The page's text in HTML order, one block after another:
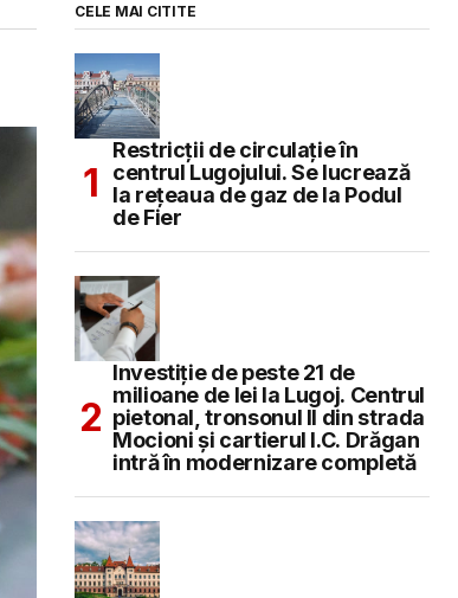
CELE MAI CITITE
Restricții de circulație în
centrul Lugojului. Se lucrează
la rețeaua de gaz de la Podul
de Fier
Investiție de peste 21 de
milioane de lei la Lugoj. Centrul
pietonal, tronsonul II din strada
Mocioni și cartierul I.C. Drăgan
intră în modernizare completă